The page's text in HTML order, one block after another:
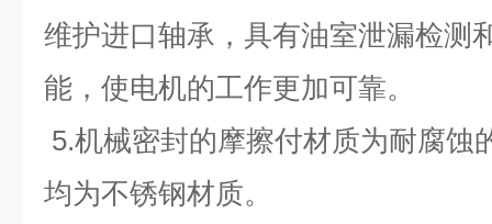
维护进口轴承，具有油室泄漏检测
能，使电机的工作更加可靠。
5.机械密封的摩擦付材质为耐腐蚀
均为不锈钢材质。